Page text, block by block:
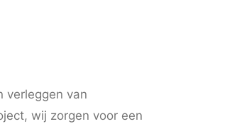
verleggen van
wij zorgen voor een